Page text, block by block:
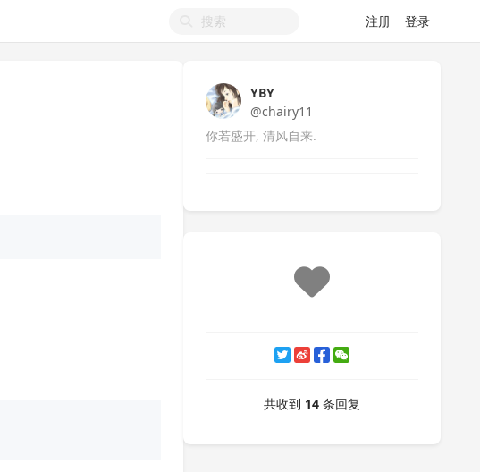
注册 登录
YBY
@chairy11
你若盛开, 清风自来.
共收到 14 条回复